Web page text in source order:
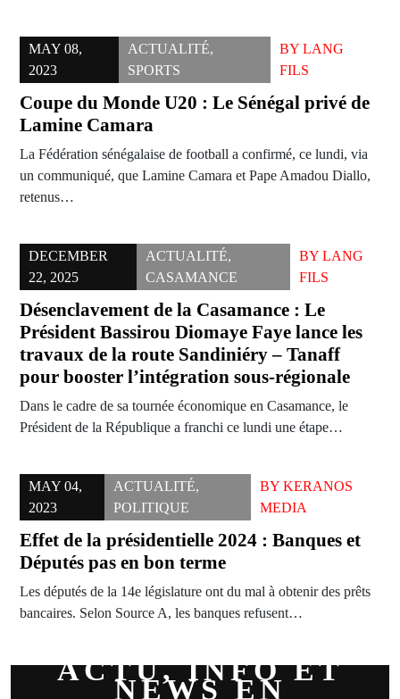
MAY 08,
2023
ACTUALITÉ,
SPORTS
BY LANG
FILS
Coupe du Monde U20 : Le Sénégal privé de
Lamine Camara
La Fédération sénégalaise de football a confirmé, ce lundi, via
un communiqué, que Lamine Camara et Pape Amadou Diallo,
retenus…
DECEMBER
22, 2025
ACTUALITÉ,
CASAMANCE
BY LANG
FILS
Désenclavement de la Casamance : Le
Président Bassirou Diomaye Faye lance les
travaux de la route Sandiniéry – Tanaff
pour booster l’intégration sous-régionale
Dans le cadre de sa tournée économique en Casamance, le
Président de la République a franchi ce lundi une étape…
MAY 04,
2023
ACTUALITÉ,
POLITIQUE
BY KERANOS
MEDIA
Effet de la présidentielle 2024 : Banques et
Députés pas en bon terme
Les députés de la 14e législature ont du mal à obtenir des prêts
bancaires. Selon Source A, les banques refusent…
ACTU, INFO ET
NEWS EN